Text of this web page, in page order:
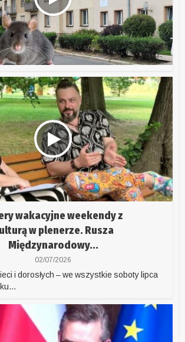
wakacyjne weekendy z
w plenerze. Rusza
Międzynarodowy...
02/07/2026
i dorosłych – we wszystkie soboty lipca